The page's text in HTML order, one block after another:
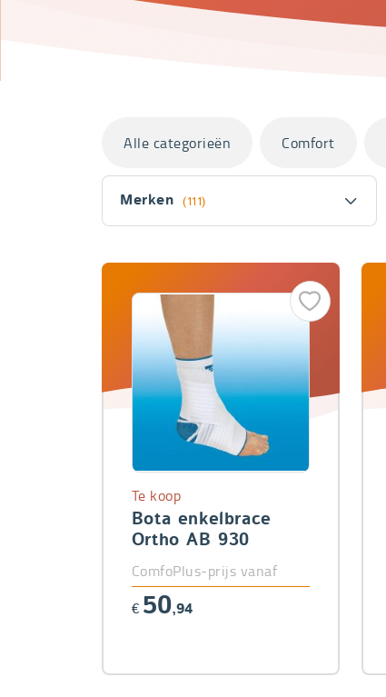
section
Filter
Merken (111)
Alle categorieën Comfort
Producten
Bota enkelbrace
Ortho AB 930
Te koop
ComfoPlus-prijs vanaf
€ 50,94